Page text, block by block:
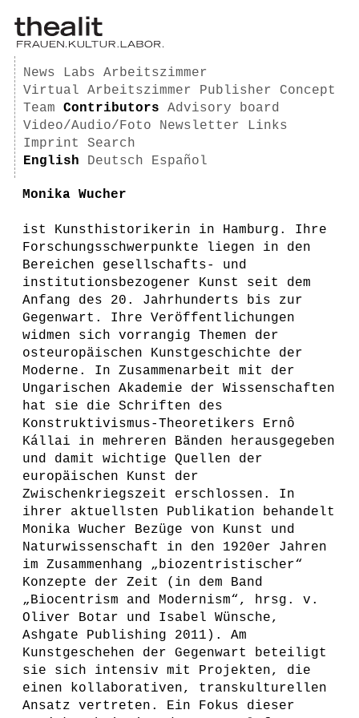
News Labs
Arbeitszimmer
Virtual Arbeitszimmer
Publisher
Concept
Team
Contributors
Advisory board
Video/Audio/Foto
Newsletter
Links
Imprint
Search
English
Deutsch Español
Monika Wucher
ist Kunsthistorikerin in Hamburg. Ihre
Forschungsschwerpunkte liegen in den
Bereichen gesellschafts- und
institutionsbezogener Kunst seit dem
Anfang des 20. Jahrhunderts bis zur
Gegenwart. Ihre Veröffentlichungen
widmen sich vorrangig Themen der
osteuropäischen Kunstgeschichte der
Moderne. In Zusammenarbeit mit der
Ungarischen Akademie der Wissenschaften
hat sie die Schriften des
Konstruktivismus-Theoretikers Ernô
Kállai in mehreren Bänden herausgegeben
und damit wichtige Quellen der
europäischen Kunst der
Zwischenkriegszeit erschlossen. In
ihrer aktuellsten Publikation behandelt
Monika Wucher Bezüge von Kunst und
Naturwissenschaft in den 1920er Jahren
im Zusammenhang „biozentristischer“
Konzepte der Zeit (in dem Band
„Biocentrism and Modernism“, hrsg. v.
Oliver Botar und Isabel Wünsche,
Ashgate Publishing 2011). Am
Kunstgeschehen der Gegenwart beteiligt
sie sich intensiv mit Projekten, die
einen kollaborativen, transkulturellen
Ansatz vertreten. Ein Fokus dieser